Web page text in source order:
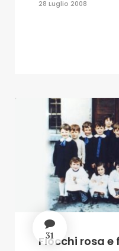
28 Luglio 2008
31
Fiocchi rosa e